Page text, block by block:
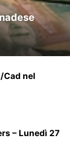
Cad nel
– Lunedì 27